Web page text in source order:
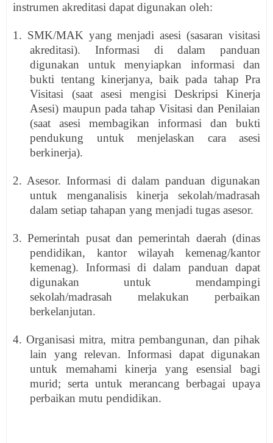
instrumen akreditasi dapat digunakan oleh:
1. SMK/MAK yang menjadi asesi (sasaran visitasi
akreditasi). Informasi di dalam panduan
digunakan untuk menyiapkan informasi dan
bukti tentang kinerjanya, baik pada tahap Pra
Visitasi (saat asesi mengisi Deskripsi Kinerja
Asesi) maupun pada tahap Visitasi dan Penilaian
(saat asesi membagikan informasi dan bukti
pendukung untuk menjelaskan cara asesi
berkinerja).
2. Asesor. Informasi di dalam panduan digunakan
untuk menganalisis kinerja sekolah/madrasah
dalam setiap tahapan yang menjadi tugas asesor.
3. Pemerintah pusat dan pemerintah daerah (dinas
pendidikan, kantor wilayah kemenag/kantor
kemenag). Informasi di dalam panduan dapat
digunakan untuk mendampingi
sekolah/madrasah melakukan perbaikan
berkelanjutan.
4. Organisasi mitra, mitra pembangunan, dan pihak
lain yang relevan. Informasi dapat digunakan
untuk memahami kinerja yang esensial bagi
murid; serta untuk merancang berbagai upaya
perbaikan mutu pendidikan.